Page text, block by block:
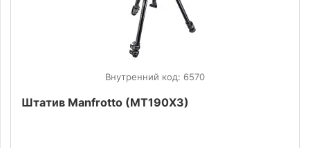
Внутренний код: 6570
Штатив Manfrotto (MT190X3)